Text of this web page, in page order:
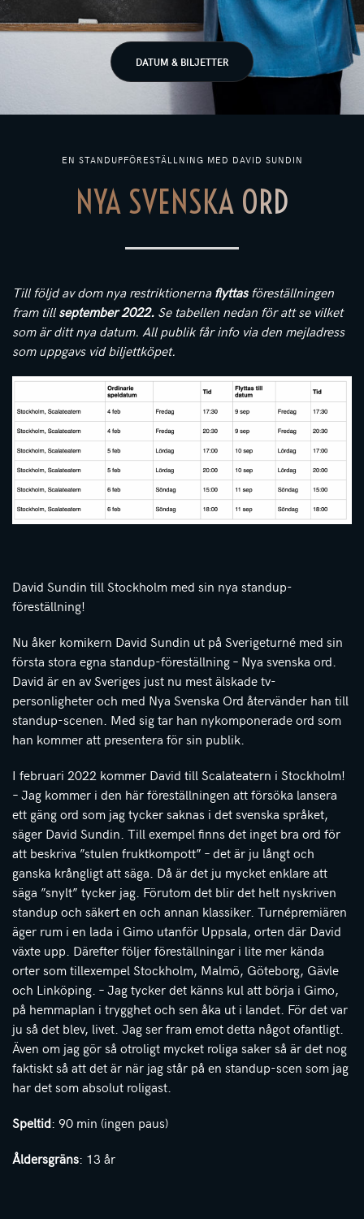
DATUM & BILJETTER
EN STANDUPFÖRESTÄLLNING MED DAVID SUNDIN
NYA SVENSKA ORD
Till följd av dom nya restriktionernaflyttasföreställningen
fram tillseptember 2022. Se tabellen nedan för att se vilket
som är ditt nya datum. All publik får info via den mejladress
som uppgavs vid biljettköpet.
David Sundin till Stockholm med sin nya standup-
föreställning!
Nu åker komikern David Sundin ut på Sverigeturné med sin
första stora egna standup-föreställning – Nya svenska ord.
David är en av Sveriges just nu mest älskade tv-
personligheter och med Nya Svenska Ord återvänder han till
standup-scenen. Med sig tar han nykomponerade ord som
han kommer att presentera för sin publik.
I februari 2022 kommer David till Scalateatern i Stockholm!
– Jag kommer i den här föreställningen att försöka lansera
ett gäng ord som jag tycker saknas i det svenska språket,
säger David Sundin. Till exempel finns det inget bra ord för
att beskriva ”stulen fruktkompott” – det är ju långt och
ganska krångligt att säga. Då är det ju mycket enklare att
säga ”snylt” tycker jag. Förutom det blir det helt nyskriven
standup och säkert en och annan klassiker. Turnépremiären
äger rum i en lada i Gimo utanför Uppsala, orten där David
växte upp. Därefter följer föreställningar i lite mer kända
orter som tillexempel Stockholm, Malmö, Göteborg, Gävle
och Linköping. – Jag tycker det känns kul att börja i Gimo,
på hemmaplan i trygghet och sen åka ut i landet. För det var
ju så det blev, livet. Jag ser fram emot detta något ofantligt.
Även om jag gör så otroligt mycket roliga saker så är det nog
faktiskt så att det är när jag står på en standup-scen som jag
har det som absolut roligast.
Speltid: 90 min (ingen paus)
Åldersgräns: 13 år